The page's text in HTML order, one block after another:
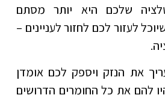
שלכם היא יותר מסתם
לעזור לכם לחזור לעניינים –
את הנזק ויספק לכם אומדן
להם את כל החומרים הדרושים